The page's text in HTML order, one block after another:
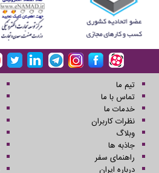
تیم ما
تماس با ما
خدمات ما
نظرات کاربران
وبلاگ
جاذبه ها
راهنمای سفر
درباره ایران